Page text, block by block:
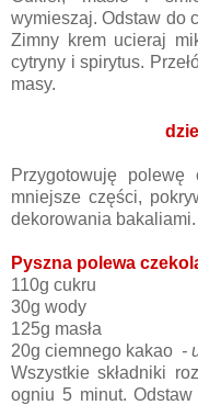
wymieszaj. Odstaw do
Zimny krem ucieraj
cytryny i spirytus.
masy.
Przygotowuję
mniejsze części,
dekorowania bakaliami.
Pyszna polewa
110g cukru
30g wody
125g masła
20g ciemnego kakao -
Wszystkie składniki
ogniu 5 minut.